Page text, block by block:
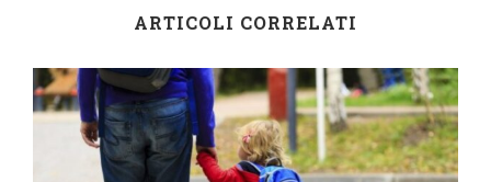
ARTICOLI CORRELATI